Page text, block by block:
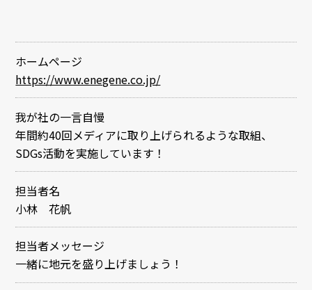
ホームページ
https://www.enegene.co.jp/
我が社の一言自慢
年間約40回メディアに取り上げられるような取組、
SDGs活動を実施しています！
担当者名
小林 花帆
担当者メッセージ
一緒に地元を盛り上げましょう！